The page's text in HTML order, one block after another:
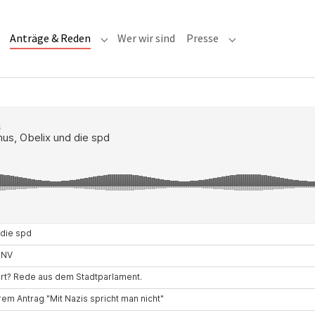
Anträge & Reden(current)
Submenu for "Anträge & Reden"
Wer wir sind Presse Submenu for